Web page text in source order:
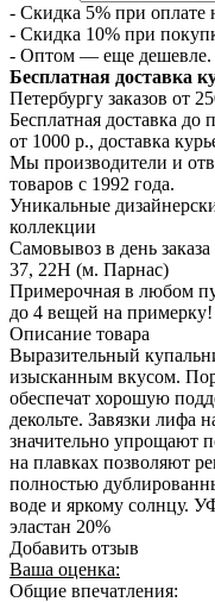
- Скидка 5% при оплате
- Скидка 10% при
- Оптом — еще дешевле.
Бесплатная доставка
Петербургу заказов от
Бесплатная доставка до
от 1000 р., доставка
Мы производители и
товаров с 1992 года.
Уникальные
коллекции
Самовывоз в день
37, 22Н (м. Парнас)
Примерочная в любом
до 4 вещей на примерку!
Описание товара
Выразительный
изысканным вкусом.
обеспечат хорошую
декольте. Завязки лифа
значительно упрощают
на плавках позволяют
полностью
воде и яркому солнцу.
эластан 20%
Добавить отзыв
Ваша оценка:
Общие впечатления: